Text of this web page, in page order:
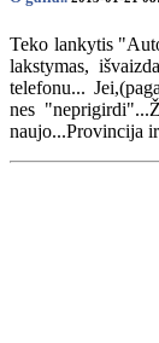
Teko lankytis
lakstymas,
telefonu...
nes
naujo...Provincija